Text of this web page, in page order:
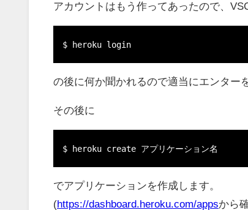
アカウントはもう作ってあったので、
$ heroku login
の後に何か聞かれるので適当にエンター
その後に
$ heroku create アプリケーション名
でアプリケーションを作成します。
(https://dashboard.heroku.com/appsから